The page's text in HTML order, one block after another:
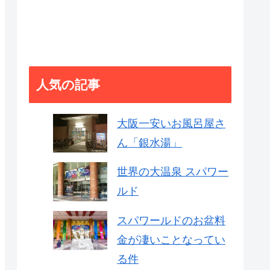
人気の記事
大阪一安いお風呂屋さ
ん「銀水湯」
世界の大温泉 スパワー
ルド
スパワールドのお盆料
金が凄いことなってい
る件